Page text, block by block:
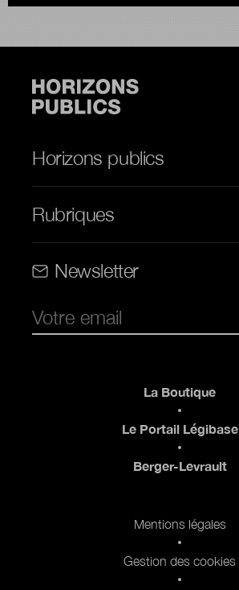
Horizons publics
Rubriques
Newsletter
La Boutique
Le Portail Légibase
Berger-Levrault
Mentions légales
Gestion des cookies